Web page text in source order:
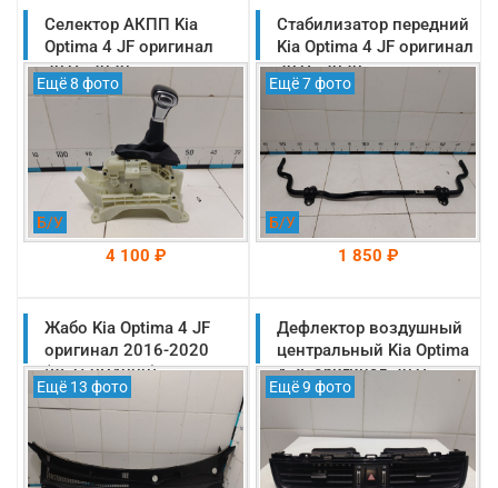
На складе: Раменское
-->
На складе: Раменское
-->
Селектор АКПП Kia
Optima 4 JF оригинал
2016-2020
(46700D4100)
Ещё 8 фото
Б/У
4 100 ₽
На складе: Раменское
-->
Стабилизатор передний
Kia Optima 4 JF оригинал
2016-2020
(54810C1000)
Ещё 7 фото
Б/У
1 850 ₽
На складе: Раменское
-->
Жабо Kia Optima 4 JF
оригинал 2016-2020
(86150D4000)
Ещё 13 фото
Дефлектор воздушный
центральный Kia Optima
4 JF оригинал 2016-
2020 (84760D4000WK)
Ещё 9 фото